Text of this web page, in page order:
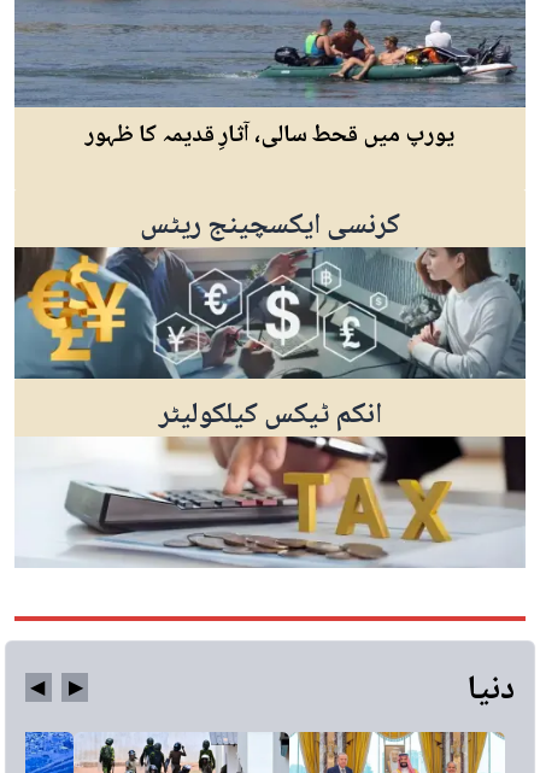
یورپ میں قحط سالی، آثارِ قدیمہ کا ظہور
کرنسی ایکسچینج ریٹس
انکم ٹیکس کیلکولیٹر
دنیا ▶︎
◀︎